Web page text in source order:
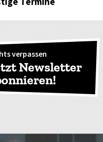
verpassen
Newsletter